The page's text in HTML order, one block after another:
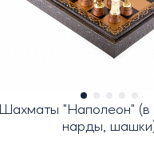
Шахматы "Наполеон" (в
нарды,